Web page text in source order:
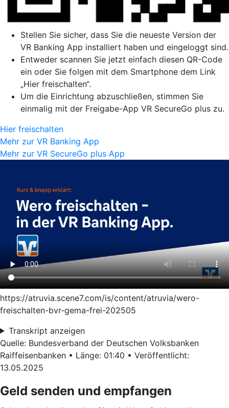
Stellen Sie sicher, dass Sie die neueste Version der
VR Banking App installiert haben und eingeloggt sind.
Entweder scannen Sie jetzt einfach diesen QR-Code
ein oder Sie folgen mit dem Smartphone dem Link
„Hier freischalten“.
Um die Einrichtung abzuschließen, stimmen Sie
einmalig mit der Freigabe-App VR SecureGo plus zu.
Hier freischalten
Mehr zur VR Banking App
Mehr zur VR SecureGo plus App
https://atruvia.scene7.com/is/content/atruvia/wero-
freischalten-bvr-gema-frei-202505
Transkript anzeigen
Quelle: Bundesverband der Deutschen Volksbanken
Raiffeisenbanken • Länge: 01:40 • Veröffentlicht:
13.05.2025
Geld senden und empfangen